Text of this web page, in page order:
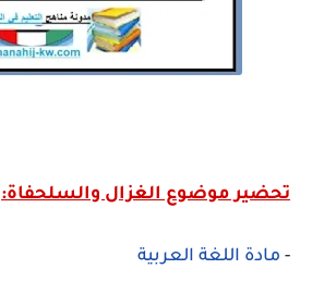
تحضير موضوع الغزال والسلحفاة:
- مادة اللغة العربية